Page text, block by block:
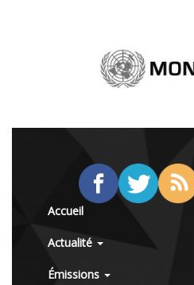
Accueil
Actualité
Émissions